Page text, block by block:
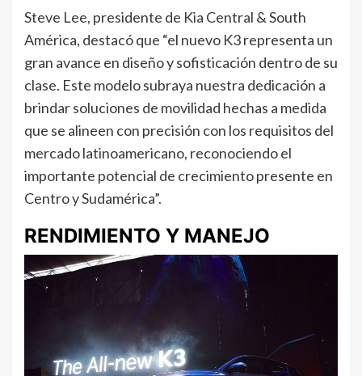
Steve Lee, presidente de Kia Central & South
América, destacó que “el nuevo K3 representa un
gran avance en diseño y sofisticación dentro de su
clase. Este modelo subraya nuestra dedicación a
brindar soluciones de movilidad hechas a medida
que se alineen con precisión con los requisitos del
mercado latinoamericano, reconociendo el
importante potencial de crecimiento presente en
Centro y Sudamérica”.
RENDIMIENTO Y MANEJO